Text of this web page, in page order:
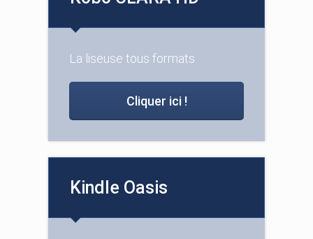
La liseuse tous formats
Cliquer ici !
Kindle Oasis